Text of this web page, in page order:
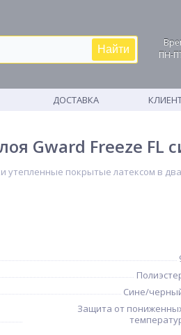
Найти
ПН-
ДОСТАВКА
Gward Freeze FL
утепленные покрытые латексом в два
Сине/
Защита от